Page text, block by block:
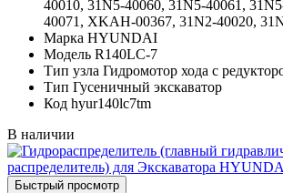
40010, 31N5-40060, 31N5-40061,
40071, XKAH-00367, 31N2-40020,
Марка HYUNDAI
Модель R140LC-7
Тип узла Гидромотор хода с
Тип Гусеничный экскаватор
Код hyur140lc7tm
В наличии